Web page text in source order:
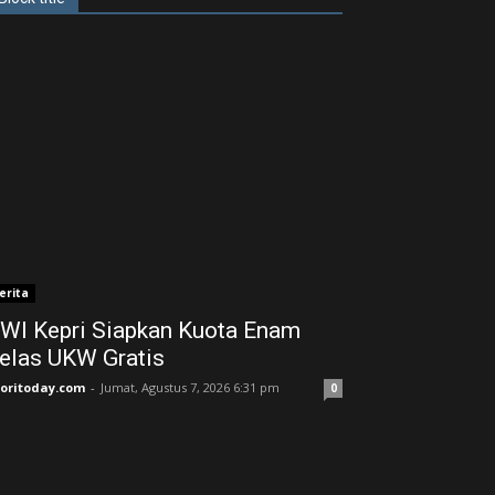
Kepri Siapkan Kuota Enam
UKW Gratis
- Jumat, Agustus 7, 2026 6:31 pm 0